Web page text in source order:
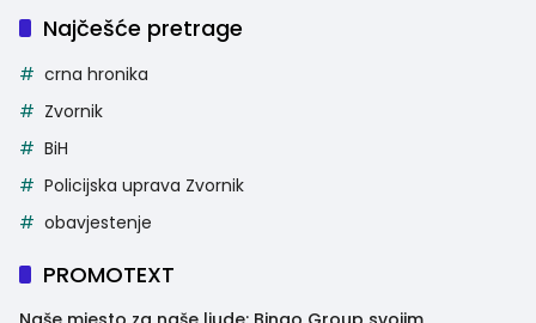
Najčešće pretrage
crna hronika
Zvornik
BiH
Policijska uprava Zvornik
obavjestenje
PROMOTEXT